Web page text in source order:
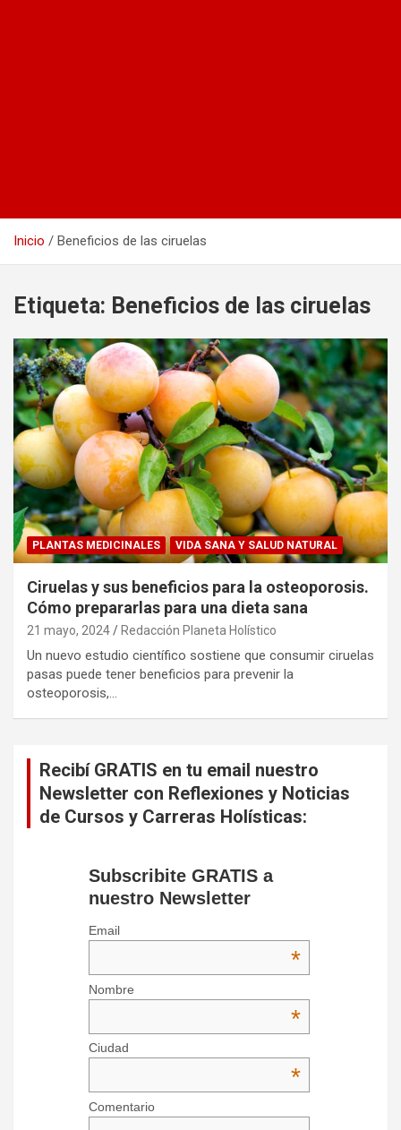
Inicio Beneficios de las ciruelas
Etiqueta: Beneficios de las ciruelas
PLANTAS MEDICINALES VIDA SANA Y SALUD NATURAL
Ciruelas y sus beneficios para la osteoporosis.
Cómo prepararlas para una dieta sana
21 mayo, 2024 Redacción Planeta Holístico
Un nuevo estudio científico sostiene que consumir ciruelas
pasas puede tener beneficios para prevenir la
osteoporosis,…
Recibí GRATIS en tu email nuestro
Newsletter con Reflexiones y Noticias
de Cursos y Carreras Holísticas:
Subscribite GRATIS a
nuestro Newsletter
Email
*
Nombre
*
Ciudad
*
Comentario